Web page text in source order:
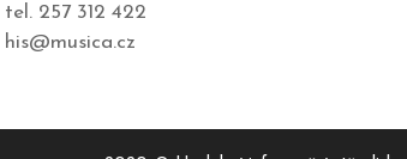
tel. 257 312 422
his@musica.cz